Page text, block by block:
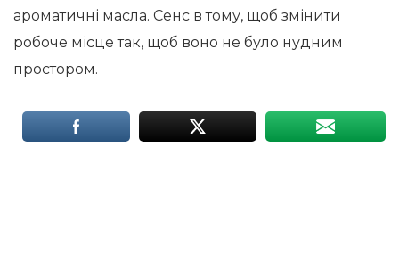
ароматичні масла. Сенс в тому, щоб змінити
робоче місце так, щоб воно не було нудним
простором.